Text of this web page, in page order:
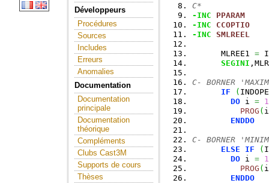
Développeurs
Procédures
Sources
Includes
Erreurs
Anomalies
Documentation
Documentation
principale
Documentation
théorique
Compléments
Clubs Cast3M
Supports de cours
Thèses
C*
-INC
PPARAM
-INC
CCOPTIO
-INC SMLREEL
      MLREE1
=
SEGINI
C- BORNER
IF
(
DO i = 1
PROG ( i
ENDDO
C- BORNER
ELSE
IF (
DO i = 1
PROG ( i
ENDDO